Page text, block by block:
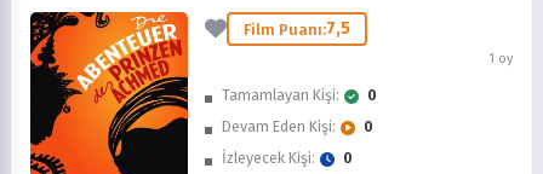
Film Puanı:7,5
1 oy
Tamamlayan Kişi:
0
Devam Eden Kişi:
0
İzleyecek Kişi:
0